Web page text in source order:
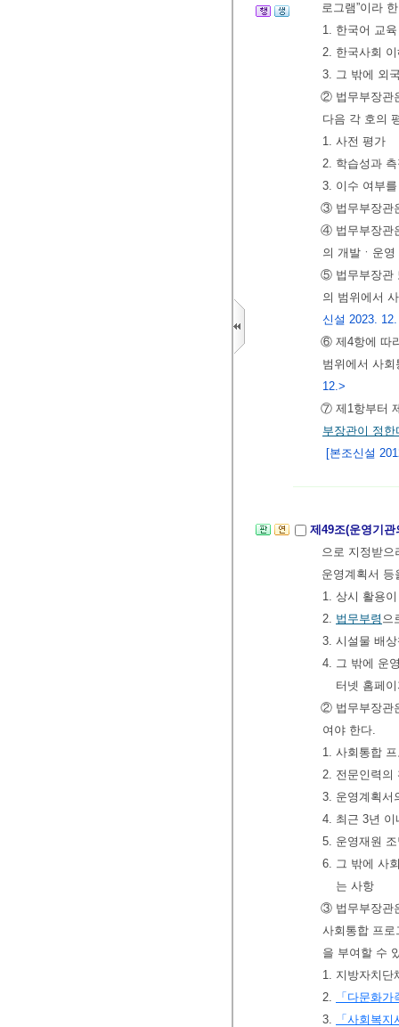
로그램”이라
1. 한국어 교육
2. 한국사회
3. 그 밖에 외
② 법무부장관
다음 각 호의
1. 사전 평가
2. 학습성과
3. 이수 여부
③ 법무부장관
④ 법무부장관
의 개발ㆍ운
⑤ 법무부장관
의 범위에서
신설 2023.
⑥ 제4항에 따
범위에서 사
12.>
⑦ 제1항부터
부장관이 정한
[본조신설
제49조(운영기
으로 지정받
운영계획서 등
1. 상시 활용
2. 법무부령 으
3. 시설물 배
4. 그 밖에 운
터넷 홈페
② 법무부장관
여야 한다.
1. 사회통합
2. 전문인력의
3. 운영계획서
4. 최근 3년
5. 운영재원
6. 그 밖에 사
는 사항
③ 법무부장관
사회통합 프
을 부여할 수
1. 지방자치단
2.
「다문화
3.
「사회복